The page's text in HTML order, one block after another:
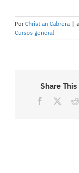
PorChristian Cabrera |
Cursos general
Share
Facebook